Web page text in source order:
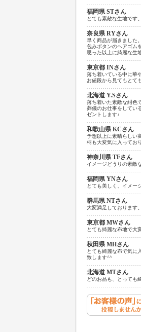
福岡県 STさん
とても素敵な生地です
奈良県 RYさん
早く商品が届きました。
包みボタンのヘアゴム
思った以上に綺麗な生
東京都 INさん
落ち着いている中に華
お値段から見てもとて
北海道 Y.Sさん
落ち着いた素敵な紺色
葬儀のお仕事をしてい
ゼントします♪
和歌山県 KCさん
予想以上に素晴らしい
柄も大変気に入ってお
神奈川県 TFさん
イメージどうりの素敵
福岡県 YNさん
とても美しく、イメー
群馬県 NTさん
大変満足しております。
東京都 MWさん
とても綺麗な布地で大
秋田県 MHさん
とても綺麗な布で気に
致します^^
北海道 MTさん
どのお品も、とっても